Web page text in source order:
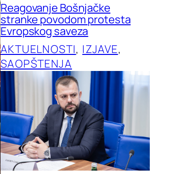
Reagovanje Bošnjačke
stranke povodom protesta
Evropskog saveza
AKTUELNOSTI, IZJAVE
SAOPŠTENJA